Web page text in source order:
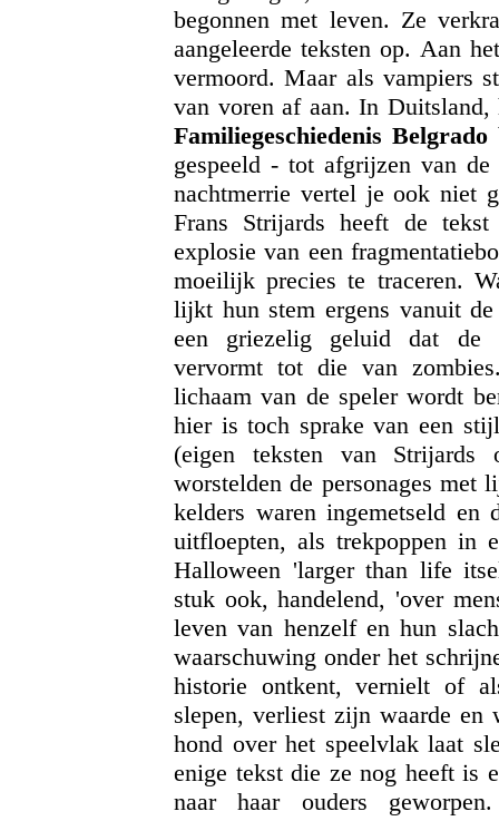
begonnen met leven. Ze
aangeleerde teksten op. Aan
vermoord. Maar als vampiers
van voren af aan. In
Familiegeschiedenis Belgrado
gespeeld - tot afgrijzen van
nachtmerrie vertel je ook niet
Frans Strijards heeft de
explosie van een
moeilijk precies te traceren.
lijkt hun stem ergens vanuit
een griezelig geluid dat de
vervormt tot die van
lichaam van de speler wordt
hier is toch sprake van een
(eigen teksten van Strijards
worstelden de personages met
kelders waren ingemetseld en
uitfloepten, als trekpoppen in
Halloween 'larger than life
stuk ook, handelend, 'over
leven van henzelf en hun
waarschuwing onder het
historie ontkent, vernielt of
slepen, verliest zijn waarde
hond over het speelvlak laat
enige tekst die ze nog heeft is
naar haar ouders